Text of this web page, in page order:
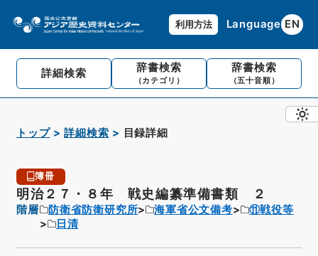
利用方法 Language EN
詳細検索 辞書検索
（カテゴリ）
辞書検索
（五十音順）
トップ 詳細検索 目録詳細
簿冊
明治２７・８年 戦史編纂準備書類 ２
階層 防衛省防衛研究所 海軍省公文備考
⑪戦役等
日清